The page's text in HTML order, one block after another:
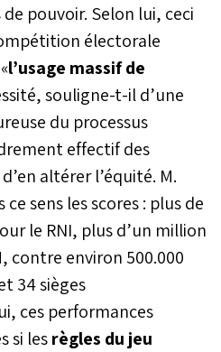
pouvoir. Selon lui, ceci
électorale
l’usage massif de
souligne-t-il d’une
du processus
effectif des
altérer l’équité. M.
sens les scores : plus de
le RNI, plus d’un million
contre environ 500.000
34 sièges
ces performances
si lesrègles du jeu